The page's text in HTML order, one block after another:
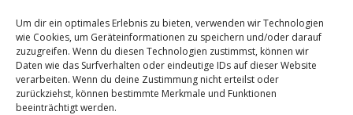
Um dir ein optimales Erlebnis zu bieten, verwenden wir Technologien
wie Cookies, um Geräteinformationen zu speichern und/oder darauf
zuzugreifen. Wenn du diesen Technologien zustimmst, können wir
Daten wie das Surfverhalten oder eindeutige IDs auf dieser Website
verarbeiten. Wenn du deine Zustimmung nicht erteilst oder
zurückziehst, können bestimmte Merkmale und Funktionen
beeinträchtigt werden.
schau bald
vorbei!